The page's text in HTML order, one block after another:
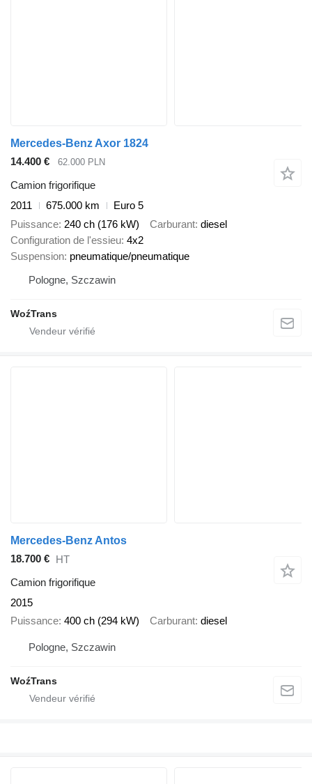
Mercedes-Benz Axor 1824
14.400 €
62.000 PLN
Camion frigorifique
2011
675.000 km
Euro 5
Puissance 240 ch (176 kW) Carburant diesel
Configuration de l'essieu 4x2
Suspension pneumatique/pneumatique
Pologne, Szczawin
WoźTrans
Mercedes-Benz Antos
18.700 € HT
Camion frigorifique
2015
Puissance 400 ch (294 kW) Carburant diesel
Pologne, Szczawin
WoźTrans